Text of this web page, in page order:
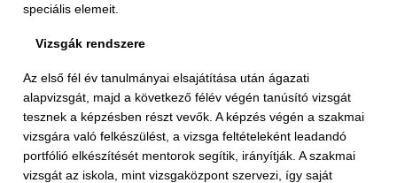
speciális elemeit.
Vizsgák rendszere
Az első fél év tanulmányai elsajátítása után ágazati
alapvizsgát, majd a következő félév végén tanúsító vizsgát
tesznek a képzésben részt vevők. A képzés végén a szakmai
vizsgára való felkészülést, a vizsga feltételeként leadandó
portfólió elkészítését mentorok segítik, irányítják. A szakmai
vizsgát az iskola, mint vizsgaközpont szervezi, így saját